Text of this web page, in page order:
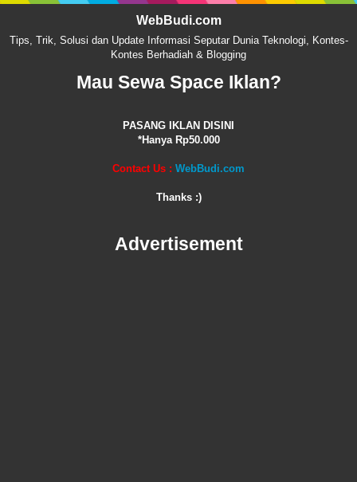
WebBudi.com
Tips, Trik, Solusi dan Update Informasi Seputar Dunia Teknologi, Kontes-
Kontes Berhadiah & Blogging
Mau Sewa Space Iklan?
PASANG IKLAN DISINI
*Hanya Rp50.000
Contact Us : WebBudi.com
Thanks :)
Advertisement